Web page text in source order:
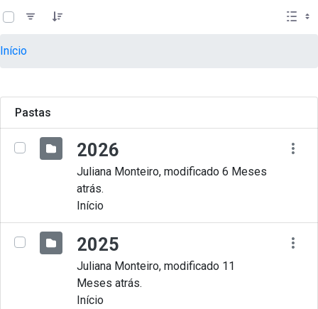
Pular para o Conteúdo principal
teste descricao
Início
Pastas
2026
Juliana Monteiro, modificado 6 Meses
atrás.
Início
2025
Juliana Monteiro, modificado 11
Meses atrás.
Início